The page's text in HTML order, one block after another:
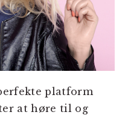
platform
at høre til og